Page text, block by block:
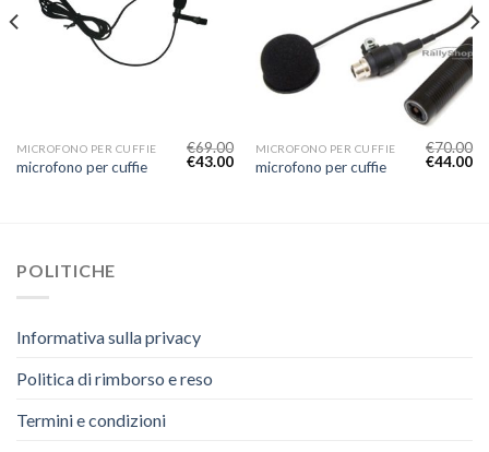
MICROFONO PER CUFFIE
microfono per cuffie
€69.00
€43.00
MICROFONO PER CUFFIE
microfono per cuffie
€70.00
€44.00
POLITICHE
Informativa sulla privacy
Politica di rimborso e reso
Termini e condizioni